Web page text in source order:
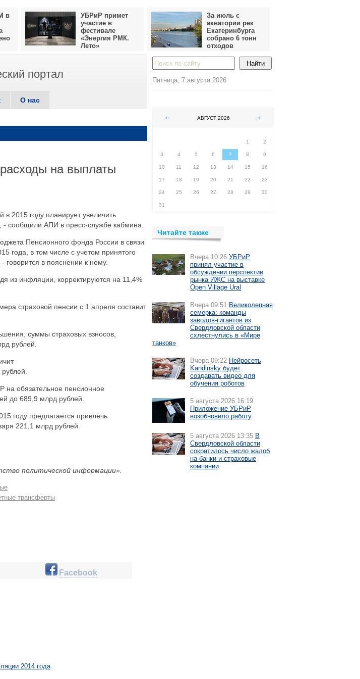
в
УБРиР примет
участие в
фестивале
«Энергия РМК.
Лето»
За июль с
акватории рек
Екатеринбурга
собрано 6 тонн
отходов
портал
О нас
на выплаты
2015 году планирует увеличить
- сообщили АПИ в пресс-службе кабмина.
Пенсионного фонда России в связи
года, в том числе с учетом принятого
в пояснении к нему.
из инфляции, корректируются на 11,4%
страховой пенсии с 1 апреля составит
суммы страховых взносов,
рублей.
обязательное пенсионное
до 689,9 млрд рублей.
году предлагается привлечь
221,1 млрд рублей.
политической информации».
трансферты
Facebook
2014 года
Пятница, 7 августа 2026
АВГУСТ 2026
1
2
3 4 5 6 7 8 9
10 11 12 13 14 15 16
17 18 19 20 21 22 23
24 25 26 27 28 29 30
31
Читайте также
Вчера 10:26 УБРиР
принял участие в
обсуждении перспектив
рынка ИЖС на выставке
Open Village Ural
Вчера 09:51 Великолепная
семерка: команды
заводов-гигантов из
Свердловской области
схлестнулись в «Мире
танков»
Вчера 09:22 Нейросеть
Kandinsky будет
создавать видео для
обучения роботов
5 августа 2026 16:19
Приложение УБРиР
возобновило работу
5 августа 2026 13:35 В
Свердловской области
сократилось число жалоб
на банки и страховые
компании